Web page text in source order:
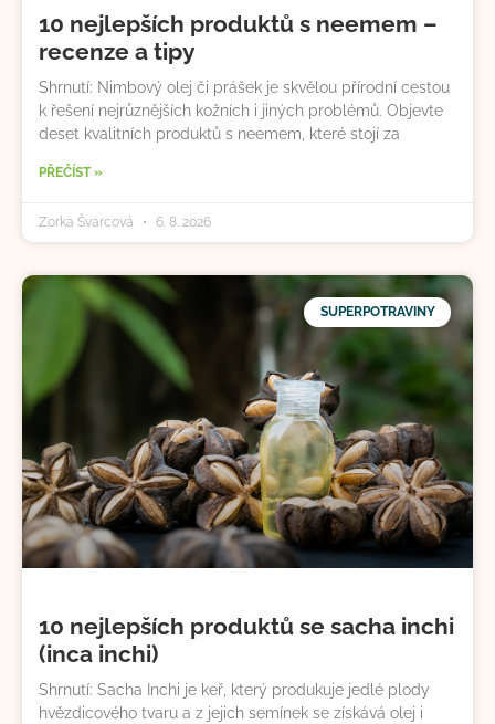
10 nejlepších produktů s neemem –
recenze a tipy
Shrnutí: Nimbový olej či prášek je skvělou přírodní cestou
k řešení nejrůznějších kožních i jiných problémů. Objevte
deset kvalitních produktů s neemem, které stojí za
PŘEČÍST »
Zorka Švarcová 6. 8. 2026
SUPERPOTRAVINY
10 nejlepších produktů se sacha inchi
(inca inchi)
Shrnutí: Sacha Inchi je keř, který produkuje jedlé plody
hvězdicového tvaru a z jejich semínek se získává olej i